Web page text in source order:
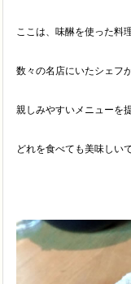
ここは、味醂を使った料
数々の名店にいたシェフが
親しみやすいメニューを
どれを食べても美味しい